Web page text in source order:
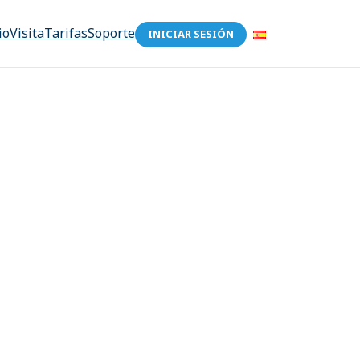
VisitaTarifasSoporte INICIAR SESIÓN